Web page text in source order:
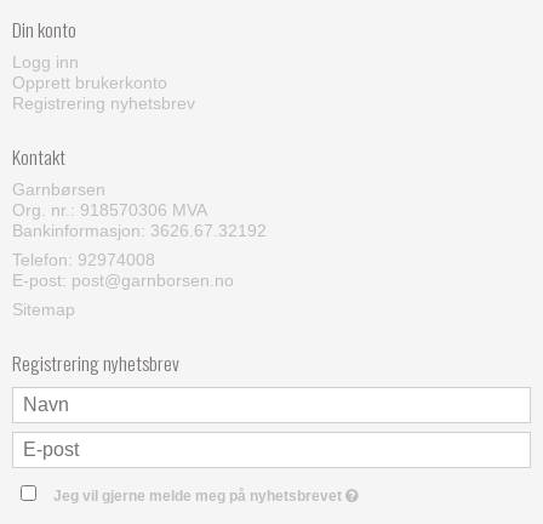
Din konto
Logg inn
Opprett brukerkonto
Registrering nyhetsbrev
Kontakt
Garnbørsen
Org. nr.: 918570306 MVA
Bankinformasjon: 3626.67.32192
Telefon: 92974008
E-post: post@garnborsen.no
Sitemap
Registrering nyhetsbrev
Jeg vil gjerne melde meg på nyhetsbrevet